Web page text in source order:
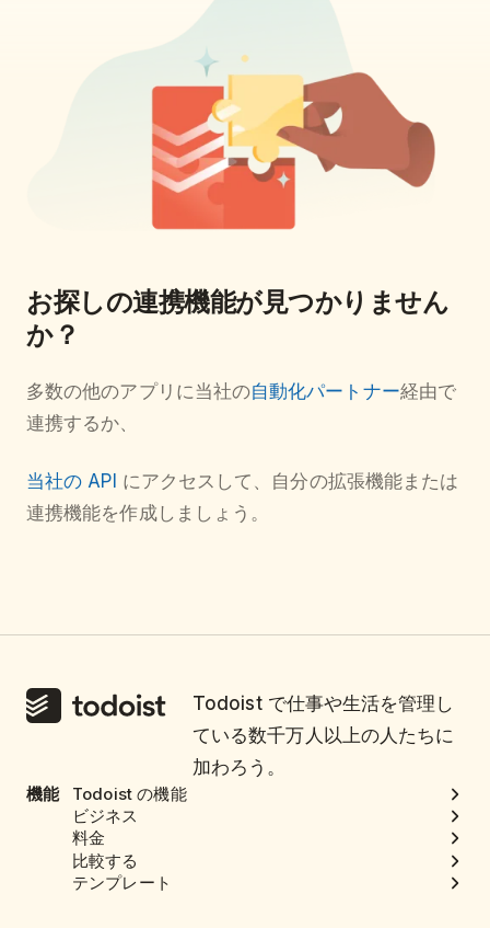
お探しの連携機能が見つかりません
か？
多数の他のアプリに当社の自動化パートナー経由で
連携するか、
当社の API にアクセスして、自分の拡張機能または
連携機能を作成しましょう。
Todoist で仕事や生活を管理し
ている数千万人以上の人たちに
加わろう。
機能
Todoist の機能
ビジネス
料金
比較する
テンプレート